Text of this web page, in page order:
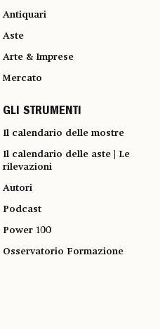
Antiquari
Aste
Arte & Imprese
Mercato
GLI STRUMENTI
Il calendario delle mostre
Il calendario delle aste | Le
rilevazioni
Autori
Podcast
Power 100
Osservatorio Formazione